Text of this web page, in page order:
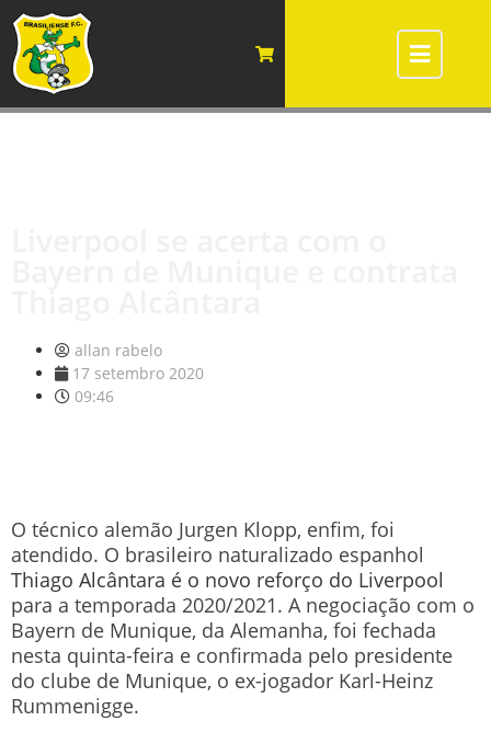
allan rabelo
17 setembro 2020
09:46
O técnico alemão Jurgen Klopp, enfim, foi
atendido. O brasileiro naturalizado espanhol
Thiago Alcântara é o novo reforço do Liverpool
para a temporada 2020/2021. A negociação com o
Bayern de Munique, da Alemanha, foi fechada
nesta quinta-feira e confirmada pelo presidente
do clube de Munique, o ex-jogador Karl-Heinz
Rummenigge.